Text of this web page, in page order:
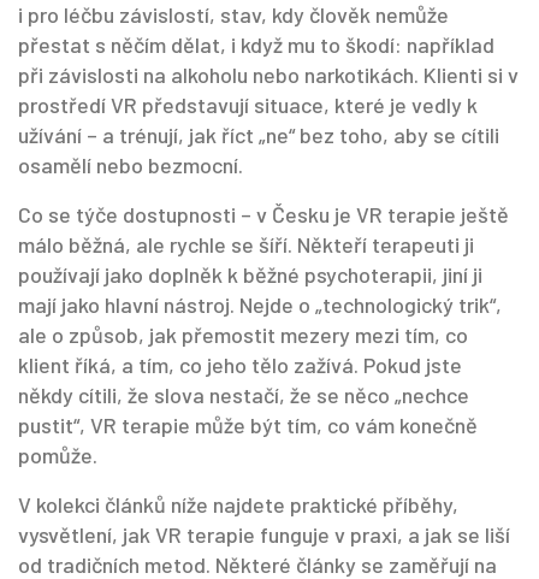
i pro léčbu závislostí, stav, kdy člověk nemůže
přestat s něčím dělat, i když mu to škodí: například
při závislosti na alkoholu nebo narkotikách. Klienti si v
prostředí VR představují situace, které je vedly k
užívání – a trénují, jak říct „ne“ bez toho, aby se cítili
osamělí nebo bezmocní.
Co se týče dostupnosti – v Česku je VR terapie ještě
málo běžná, ale rychle se šíří. Někteří terapeuti ji
používají jako doplněk k běžné psychoterapii, jiní ji
mají jako hlavní nástroj. Nejde o „technologický trik“,
ale o způsob, jak přemostit mezery mezi tím, co
klient říká, a tím, co jeho tělo zažívá. Pokud jste
někdy cítili, že slova nestačí, že se něco „nechce
pustit“, VR terapie může být tím, co vám konečně
pomůže.
V kolekci článků níže najdete praktické příběhy,
vysvětlení, jak VR terapie funguje v praxi, a jak se liší
od tradičních metod. Některé články se zaměřují na